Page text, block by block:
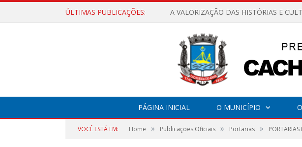
ÚLTIMAS PUBLICAÇÕES: A VALORIZAÇÃO DAS HISTÓRIAS E
PÁGINA INICIAL O MUNICÍPIO
VOCÊ ESTÁ EM: Home » Publicações Oficiais » Portarias »